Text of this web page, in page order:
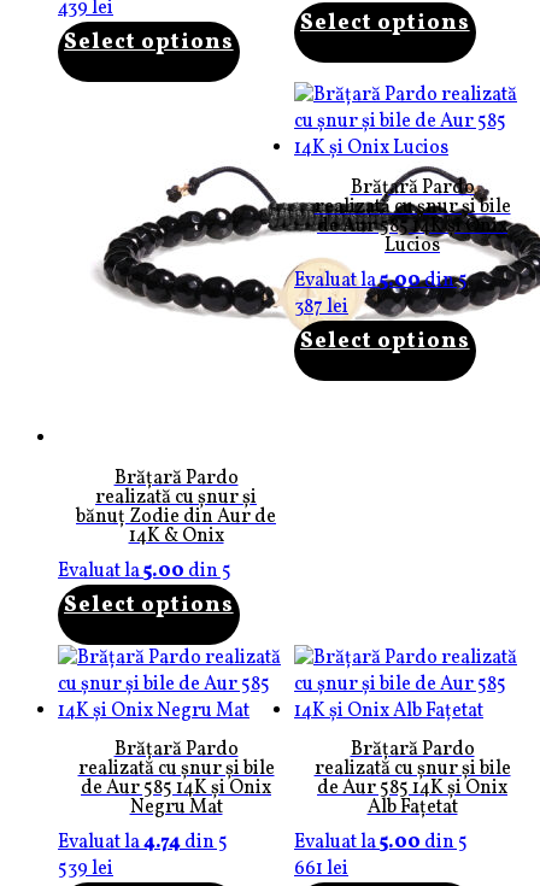
439lei
Select options
Select options
Brățară Pardo
realizată cu șnur și
bănuț Zodie din Aur de
14K & Onix
Evaluat la5.00din 5
Select options
Brățară Pardo
realizată cu șnur și bile
de Aur 585 14K și Onix
Lucios
Evaluat la5.00din 5
387lei
Select options
Brățară Pardo
realizată cu șnur și bile
de Aur 585 14K și Onix
Negru Mat
Evaluat la4.74din 5
539lei
Brățară Pardo
realizată cu șnur și bile
de Aur 585 14K și Onix
Alb Fațetat
Evaluat la5.00din 5
661lei